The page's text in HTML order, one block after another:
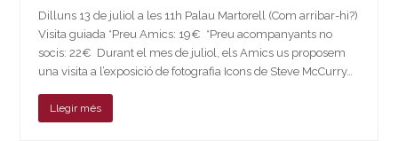
Dilluns 13 de juliol a les 11h Palau Martorell (Com arribar-hi?)
Visita guiada *Preu Amics: 19€ *Preu acompanyants no
socis: 22€ Durant el mes de juliol, els Amics us proposem
una visita a l’exposició de fotografia Icons de Steve McCurry…
Llegir més